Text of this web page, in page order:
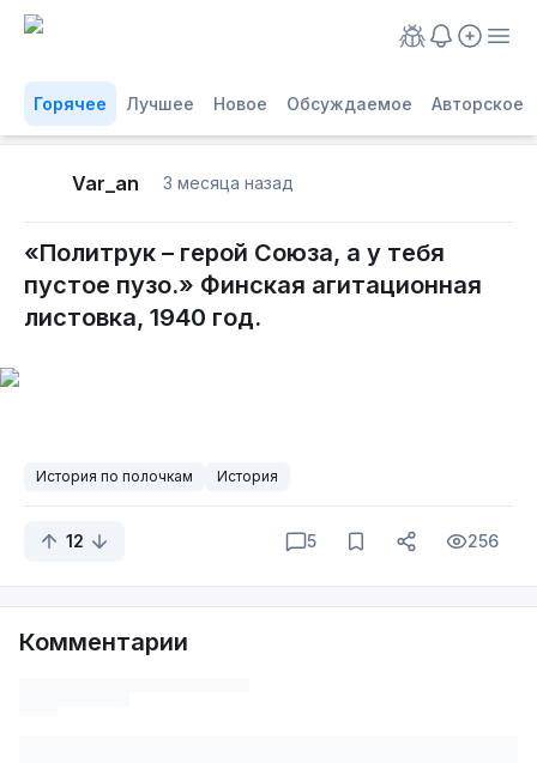
Горячее Лучшее Новое Обсуждаемое Авторское
Var_an 3 месяца назад
«Политрук – герой Союза, а у тебя
пустое пузо.» Финская агитационная
листовка, 1940 год.
История по полочкам История
12 5 256
Комментарии